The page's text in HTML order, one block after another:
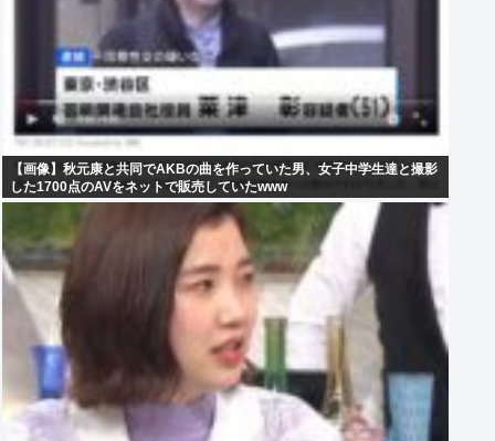
【画像】秋元康と共同でAKBの曲を作っていた男、女子中学生達と撮影
した1700点のAVをネットで販売していたwww